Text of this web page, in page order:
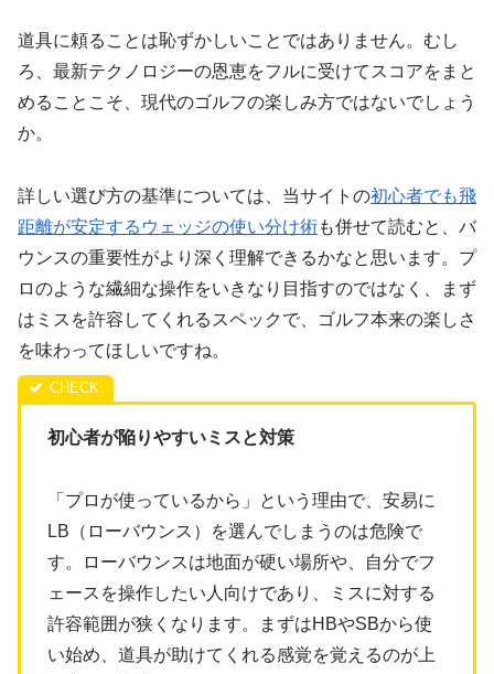
道具に頼ることは恥ずかしいことではありません。むし
ろ、最新テクノロジーの恩恵をフルに受けてスコアをまと
めることこそ、現代のゴルフの楽しみ方ではないでしょう
か。
詳しい選び方の基準については、当サイトの初心者でも飛
距離が安定するウェッジの使い分け術も併せて読むと、バ
ウンスの重要性がより深く理解できるかなと思います。プ
ロのような繊細な操作をいきなり目指すのではなく、まず
はミスを許容してくれるスペックで、ゴルフ本来の楽しさ
を味わってほしいですね。
初心者が陥りやすいミスと対策
「プロが使っているから」という理由で、安易に
LB（ローバウンス）を選んでしまうのは危険で
す。ローバウンスは地面が硬い場所や、自分でフ
ェースを操作したい人向けであり、ミスに対する
許容範囲が狭くなります。まずはHBやSBから使
い始め、道具が助けてくれる感覚を覚えるのが上